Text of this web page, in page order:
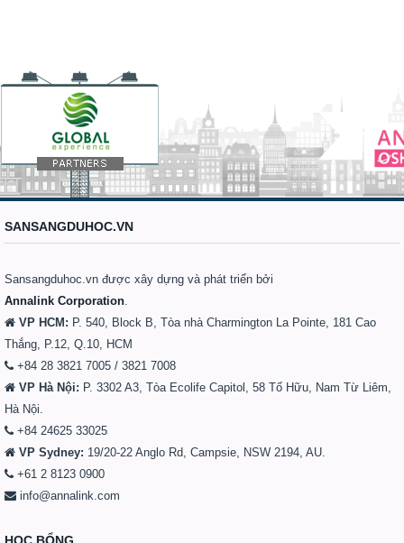
SANSANGDUHOC.VN
Sansangduhoc.vn được xây dựng và phát triển bởi
Annalink Corporation
VP HCM: P. 540, Block B, Tòa nhà Charmington La Pointe, 181 Cao
Thắng, P.12, Q.10, HCM
+84 28 3821 7005 / 3821 7008
VP Hà Nội: P. 3302 A3, Tòa Ecolife Capitol, 58 Tố Hữu, Nam Từ Liêm,
Hà Nội.
+84 24625 33025
VP Sydney: 19/20-22 Anglo Rd, Campsie, NSW 2194, AU.
+61 2 8123 0900
info@annalink.com
HỌC BỔNG